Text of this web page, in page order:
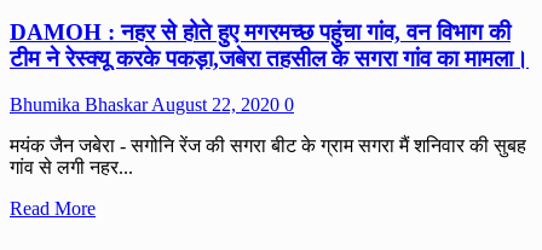
सोते
रहे
दो
कर्मचारी,
रात्रि
में
2
देखा
DAMOH : नहर से होते हुए मगरमच्छ पहुंचा गांव, वन विभाग की
टीम ने रेस्क्यू करके पकड़ा,जबेरा तहसील के सगरा गांव का मामला।
Bhumika BhaskarAugust 22, 2020 0
मयंक जैन जबेरा - सगोनि रेंज की सगरा बीट के ग्राम सगरा मैं शनिवार की सुबह
गांव से लगी नहर...
Read MoreRead